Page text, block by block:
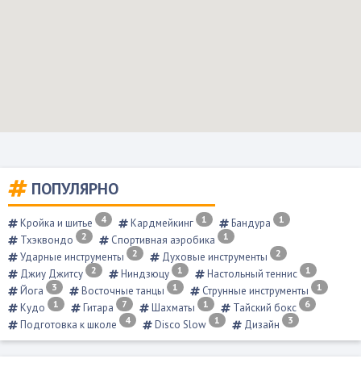
ПОПУЛЯРНО
Кройка и шитье 4 Кардмейкинг 1 Бандура 1
Тхэквондо 2 Спортивная аэробика 1
Ударные инструменты 2 Духовые инструменты 2
Джиу Джитсу 2 Ниндзюцу 1 Настольный теннис 1
Йога 3 Восточные танцы 1 Струнные инструменты 1
Кудо 1 Гитара 7 Шахматы 1 Тайский бокс 6
Подготовка к школе 4 Disco Slow 1 Дизайн 3